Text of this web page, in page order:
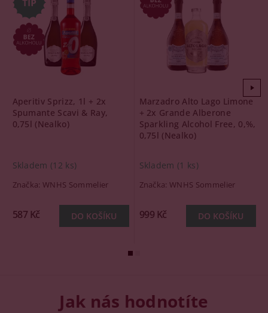
Aperitiv Sprizz, 1l + 2x
Spumante Scavi & Ray,
0,75l (Nealko)
Skladem (12 ks)
Značka:WNHS Sommelier
587 Kč
Marzadro Alto Lago Limone
+ 2x Grande Alberone
Sparkling Alcohol Free, 0,%,
0,75l (Nealko)
Skladem (1 ks)
Značka:WNHS Sommelier
999 Kč
Jak nás hodnotíte